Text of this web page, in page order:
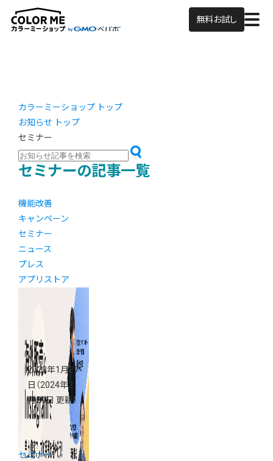
無料お試し
カラーミーショップ トップ
お知らせ トップ
セミナー
セミナーの記事一覧
機能改善
キャンペーン
セミナー
ニュース
プレス
アプリストア
2023年1月27
日 （2024年2
月29日 更新）
セミナー